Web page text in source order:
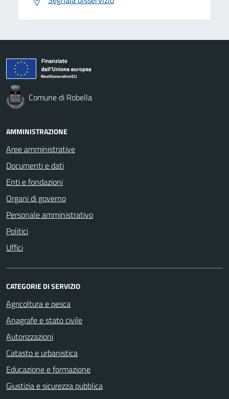
Comune di Robella
AMMINISTRAZIONE
Aree amministrative
Documenti e dati
Enti e fondazioni
Organi di governo
Personale amministrativo
Politici
Uffici
CATEGORIE DI SERVIZIO
Agricoltura e pesca
Anagrafe e stato civile
Autorizzazioni
Catasto e urbanistica
Educazione e formazione
Giustizia e sicurezza pubblica